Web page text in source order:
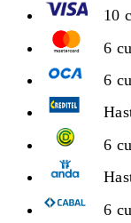
10
6
6
6
6